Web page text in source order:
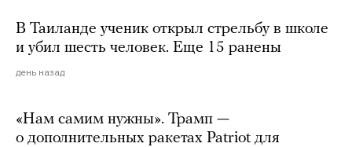
В Таиланде ученик открыл стрельбу в школе
и убил шесть человек. Еще 15 ранены
день назад
«Нам самим нужны». Трамп —
о дополнительных ракетах Patriot для